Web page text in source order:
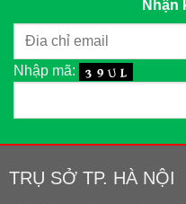
Nhận
Nhập mã:
TRỤ SỞ TP. HÀ NỘI